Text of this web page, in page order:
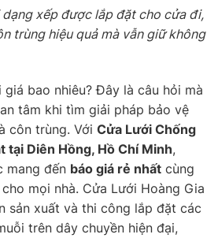
xếp được lắp đặt cho cửa đi,
trùng hiệu quả mà vẫn giữ không
bao nhiêu? Đây là câu hỏi mà
tâm khi tìm giải pháp bảo vệ
côn trùng. Với Cửa Lưới Chống
tại Diên Hồng, Hồ Chí Minh,
mang đến báo giá rẻ nhất cùng
cho mọi nhà. Cửa Lưới Hoàng Gia
sản xuất và thi công lắp đặt các
trên dây chuyền hiện đại,